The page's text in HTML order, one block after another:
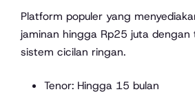
Platform populer yang
jaminan hingga Rp25 juta dengan
sistem cicilan ringan.
Tenor: Hingga 15 bulan